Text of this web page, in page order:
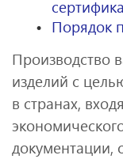
Порядок
Производство
изделий с
в странах,
документации,